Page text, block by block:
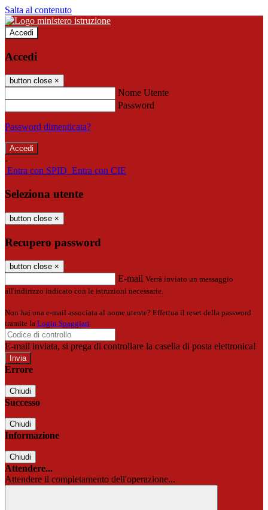
Salta al contenuto
Accedi
Accedi
button close ×
Nome Utente
Password
Password dimenticata?
-
Entra con SPID Entra con CIE
Seleziona utente
button close ×
Recupero password
button close ×
E-mail Verrà inviato un messaggio
all'indirizzo indicato con le istruzioni necessarie.
Non hai una e-mail associata al nome utente? Effettua il reset della password
tramite la Login Spaggiari
E-mail inviata, si prega di controllare la casella di posta elettronica!
Errore
Chiudi
Successo
Chiudi
Informazione
Chiudi
Attendere...
Attendere il completamento dell'operazione...